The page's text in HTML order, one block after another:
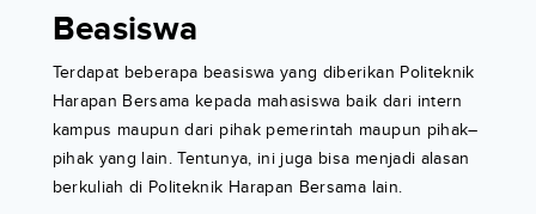
Beasiswa
Terdapat beberapa beasiswa yang diberikan Politeknik
Harapan Bersama kepada mahasiswa baik dari intern
kampus maupun dari pihak pemerintah maupun pihak–
pihak yang lain. Tentunya, ini juga bisa menjadi alasan
berkuliah di Politeknik Harapan Bersama lain.